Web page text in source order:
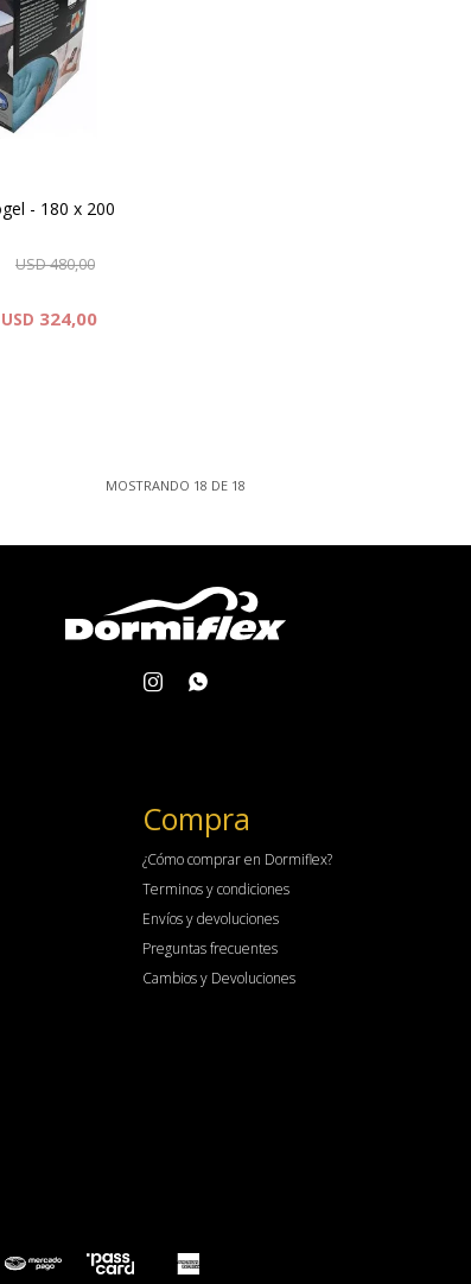
VISCOGEL
- 180 x 200
USD480,00
USD 324,00
MOSTRANDO 18 DE 18
 
Compra
¿Cómo comprar en Dormiflex?
Terminos y condiciones
Envíos y devoluciones
Preguntas frecuentes
Cambios y Devoluciones